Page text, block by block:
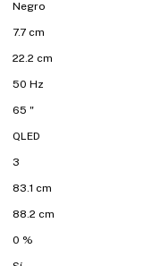
Negro
7.7 cm
22.2 cm
50 Hz
65 "
QLED
3
83.1 cm
88.2 cm
0 %